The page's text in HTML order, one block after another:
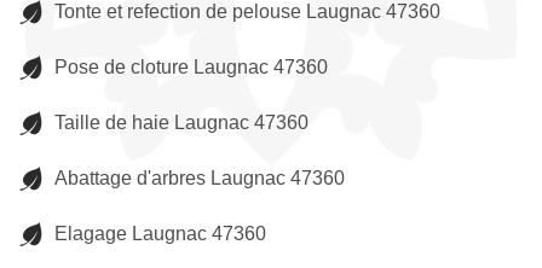
Tonte et refection de pelouse Laugnac 47360
Pose de cloture Laugnac 47360
Taille de haie Laugnac 47360
Abattage d'arbres Laugnac 47360
Elagage Laugnac 47360